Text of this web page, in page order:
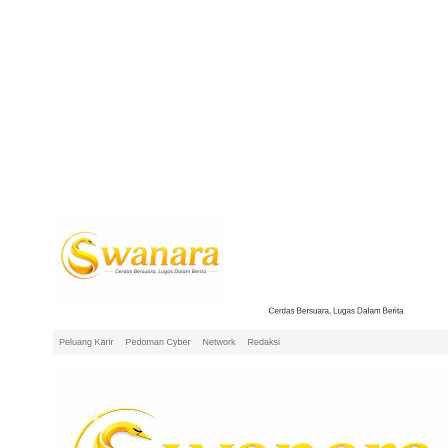
Cerdas Bersuara, Lugas Dalam Berita
Peluang Karir Pedoman Cyber Network Redaksi